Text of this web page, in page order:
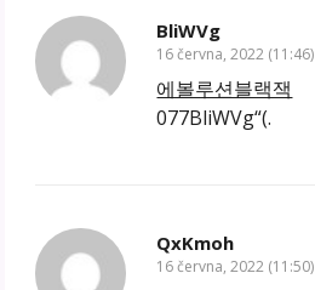
BliWVg
16 června, 2022 (11:46)
에볼루션블랙잭
077BliWVg“(.
QxKmoh
16 června, 2022 (11:50)